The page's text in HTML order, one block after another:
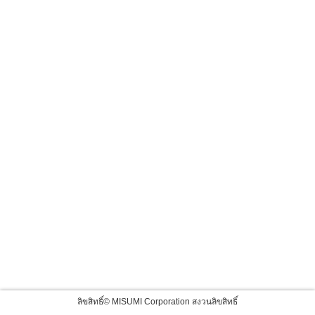
ลิขสิทธิ์© MISUMI Corporation สงวนลิขสิทธิ์